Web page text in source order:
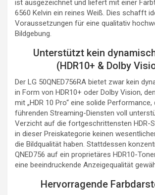
ist ausgezeichnet und liefert mit einer
6560 Kelvin ein reines Weiß. Dies schafft
Voraussetzungen für eine qualitativ
Bildgebung.
Unterstützt kein
(HDR10+ & Dolby
Der LG 50QNED756RA bietet zwar kein
in Form von HDR10+ oder Dolby Vision,
mit „HDR 10 Pro“ eine solide Performance,
führenden Streaming-Diensten voll
Verzicht auf die fortgeschrittensten HDR-
in dieser Preiskategorie keinen
die Bildqualität haben. Stattdessen
QNED756 auf ein proprietäres HDR10-
eine beeindruckende Anzeigequalität
Hervorragende